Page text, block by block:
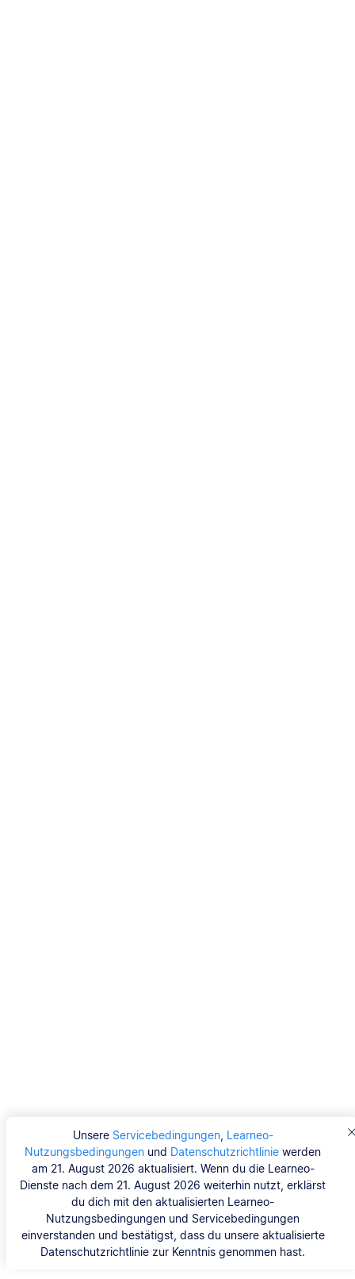
Unsere Servicebedingungen, Learneo-
Nutzungsbedingungen und Datenschutzrichtlinie werden
am 21. August 2026 aktualisiert. Wenn du die Learneo-
Dienste nach dem 21. August 2026 weiterhin nutzt, erklärst
du dich mit den aktualisierten Learneo-
Nutzungsbedingungen und Servicebedingungen
einverstanden und bestätigst, dass du unsere aktualisierte
Datenschutzrichtlinie zur Kenntnis genommen hast.